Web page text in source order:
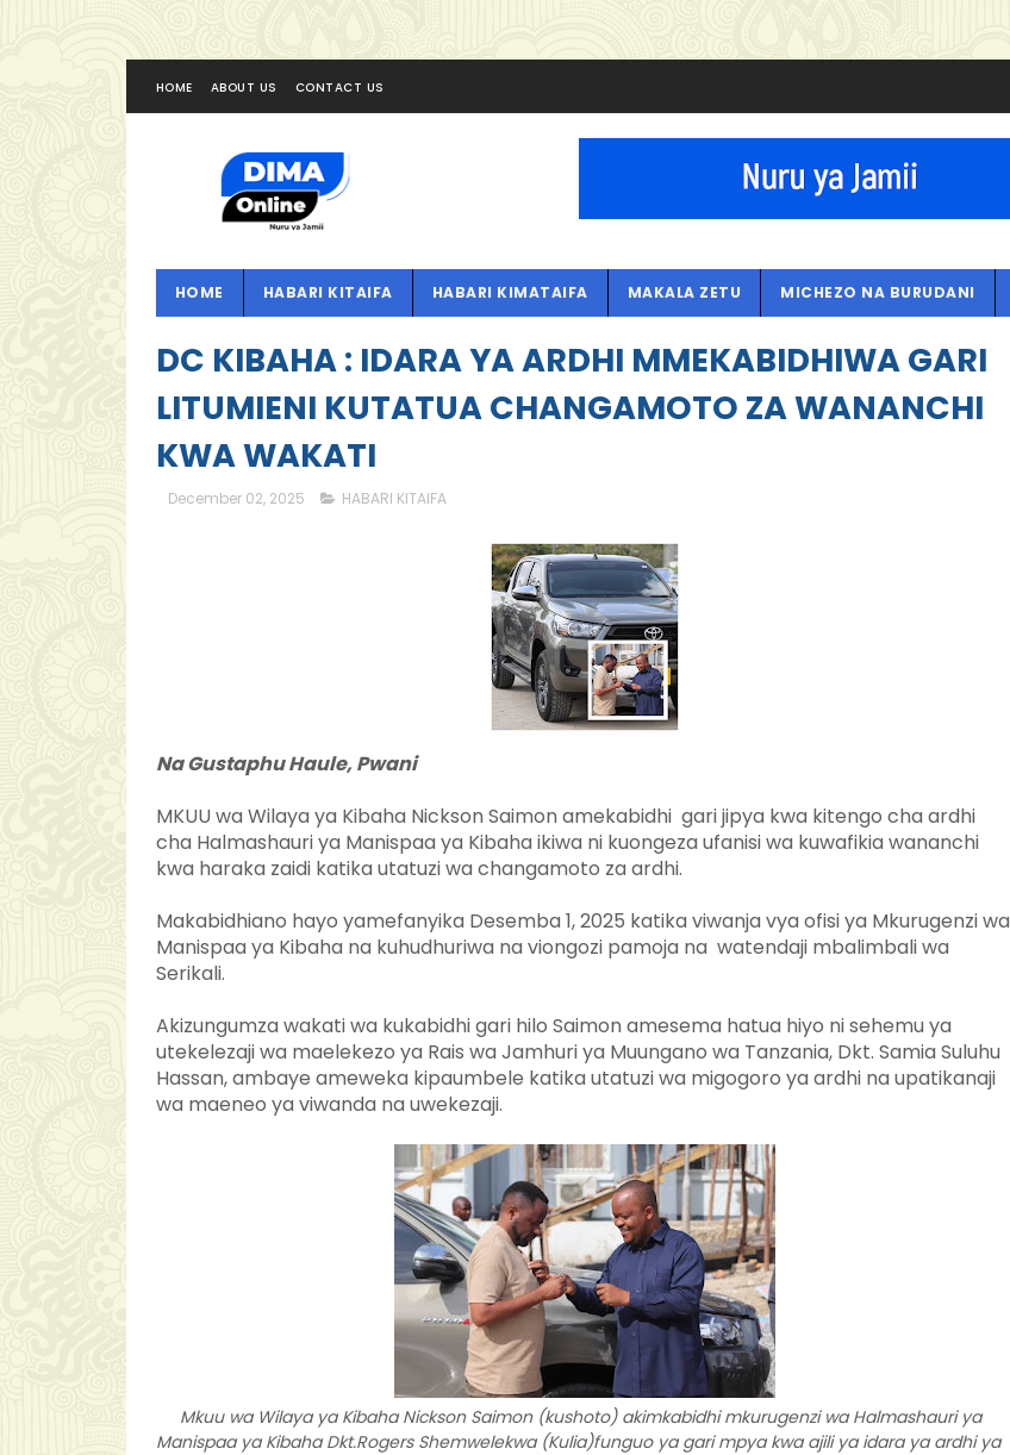
HOME ABOUT US CONTACT US
HOME HABARI KITAIFA HABARI KIMATAIFA MAKALA ZETU MICHEZO NA BURUDANI
DC KIBAHA : IDARA YA ARDHI MMEKABIDHIWA GARI
LITUMIENI KUTATUA CHANGAMOTO ZA WANANCHI
KWA WAKATI
December 02, 2025 HABARI KITAIFA
Na Gustaphu Haule, Pwani
MKUU wa Wilaya ya Kibaha Nickson Saimon amekabidhi gari jipya kwa kitengo cha ardhi
cha Halmashauri ya Manispaa ya Kibaha ikiwa ni kuongeza ufanisi wa kuwafikia wananchi
kwa haraka zaidi katika utatuzi wa changamoto za ardhi.
Makabidhiano hayo yamefanyika Desemba 1, 2025 katika viwanja vya ofisi ya Mkurugenzi wa
Manispaa ya Kibaha na kuhudhuriwa na viongozi pamoja na watendaji mbalimbali wa
Serikali.
Akizungumza wakati wa kukabidhi gari hilo Saimon amesema hatua hiyo ni sehemu ya
utekelezaji wa maelekezo ya Rais wa Jamhuri ya Muungano wa Tanzania, Dkt. Samia Suluhu
Hassan, ambaye ameweka kipaumbele katika utatuzi wa migogoro ya ardhi na upatikanaji
wa maeneo ya viwanda na uwekezaji.
Mkuu wa Wilaya ya Kibaha Nickson Saimon (kushoto) akimkabidhi mkurugenzi wa Halmashauri ya
Manispaa ya Kibaha Dkt.Rogers Shemwelekwa (Kulia)funguo ya gari mpya kwa ajili ya idara ya ardhi ya